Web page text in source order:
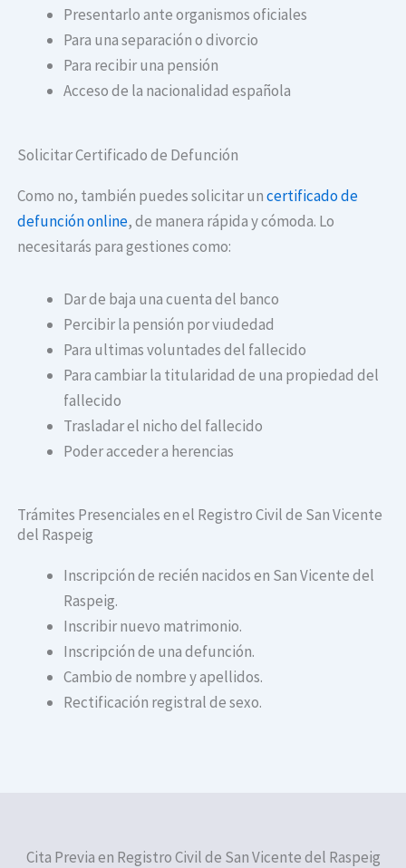
Presentarlo ante organismos oficiales
Para una separación o divorcio
Para recibir una pensión
Acceso de la nacionalidad española
Solicitar Certificado de Defunción
Como no, también puedes solicitar uncertificado de
defunción online, de manera rápida y cómoda. Lo
necesitarás para gestiones como:
Dar de baja una cuenta del banco
Percibir la pensión por viudedad
Para ultimas voluntades del fallecido
Para cambiar la titularidad de una propiedad del
fallecido
Trasladar el nicho del fallecido
Poder acceder a herencias
Trámites Presenciales en el Registro Civil de San Vicente
del Raspeig
Inscripción de recién nacidos en San Vicente del
Raspeig.
Inscribir nuevo matrimonio.
Inscripción de una defunción.
Cambio de nombre y apellidos.
Rectificación registral de sexo.
Cita Previa en Registro Civil de San Vicente del Raspeig